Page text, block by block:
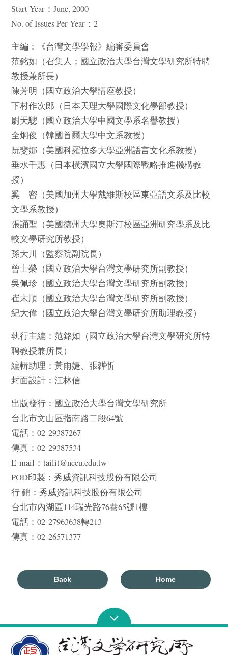
Start Year：June, 2000
No. of Issues Per Year：2
主編：《台灣文學學報》編審委員會
范銘如（召集人；國立政治大學台灣文學研究所特聘
教授兼所長）
陳芳明（國立政治大學講座教授）
下村作次郎（日本天理大學國際文化學部教授）
尉天驄（國立政治大學中國文學系名譽教授）
全炯俊（韓國首爾大學中文系教授）
阮斐娜（美國科羅拉多大學亞洲語言文化系教授）
垂水千惠（日本橫濱國立大學國際戰略推進機構教
授）
奚 密（美國加州大學戴維斯校區東亞語文系及比較
文學系教授）
張誦聖（美國德州大學奧斯汀校區亞洲研究學系及比
較文學研究所教授）
孫大川（監察院副院長）
曾士榮（國立政治大學台灣文學研究所副教授）
吳佩珍（國立政治大學台灣文學研究所副教授）
崔末順（國立政治大學台灣文學研究所副教授）
紀大偉（國立政治大學台灣文學研究所助理教授）
執行主編：范銘如（國立政治大學台灣文學研究所特
聘教授兼所長）
編輯助理：黃雨婕、張韡忻
封面設計：江林信
出版發行：國立政治大學台灣文學研究所
台北市文山區指南路二段64號
電話：02-29387267
傳真：02-29387534
E-mail：tailit@nccu.edu.tw
POD印製：秀威資訊科技股份有限公司
行 銷：秀威資訊科技股份有限公司
台北市內湖區114瑞光路76巷65號1樓
電話：02-27963638轉213
傳真：02-26571377
Back Home